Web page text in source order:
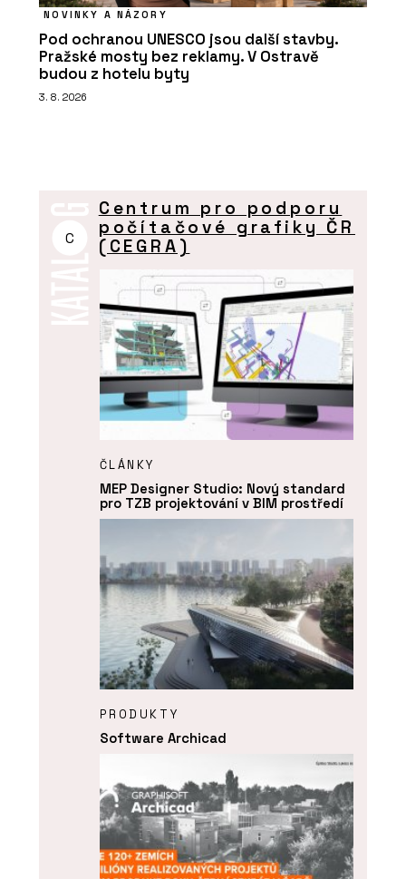
NOVINKY A NÁZORY
Pod ochranou UNESCO jsou další stavby.
Pražské mosty bez reklamy. V Ostravě
budou z hotelu byty
3. 8. 2026
C
Centrum pro podporu
počítačové grafiky ČR
(CEGRA)
ČLÁNKY
MEP Designer Studio: Nový standard
pro TZB projektování v BIM prostředí
PRODUKTY
Software Archicad